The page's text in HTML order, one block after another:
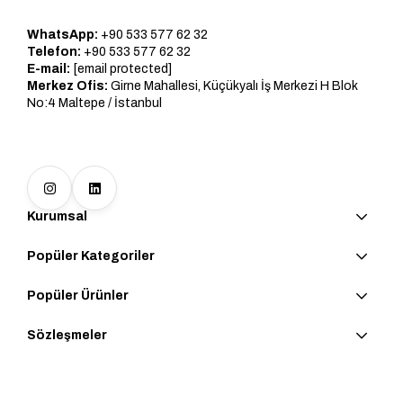
WhatsApp: +90 533 577 62 32
Telefon: +90 533 577 62 32
E-mail: [email protected]
Merkez Ofis: Girne Mahallesi, Küçükyalı İş Merkezi H Blok
No:4 Maltepe / İstanbul
Kurumsal
Popüler Kategoriler
Popüler Ürünler
Sözleşmeler